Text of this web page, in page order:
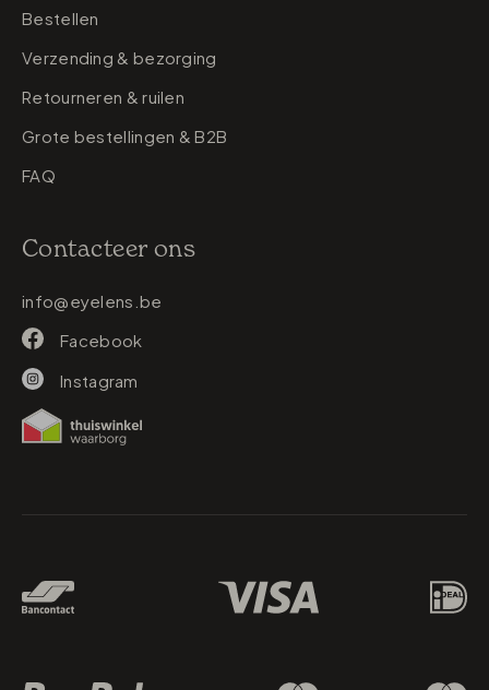
Bestellen
Verzending & bezorging
Retourneren & ruilen
Grote bestellingen & B2B
FAQ
Contacteer ons
info@eyelens.be
Facebook
Instagram